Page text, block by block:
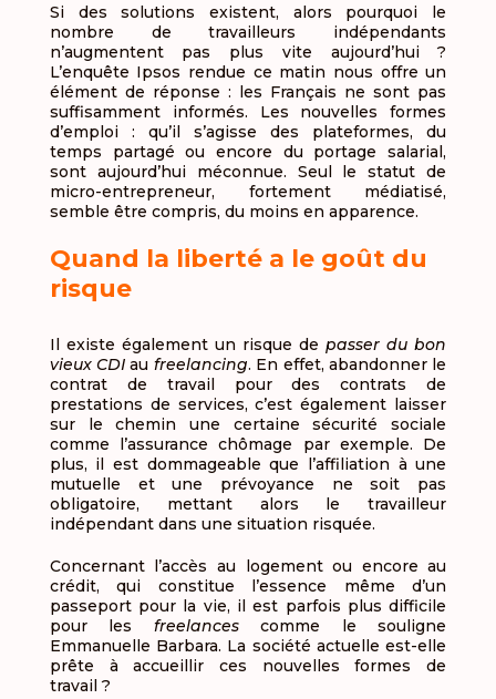
Si des solutions existent, alors pourquoi le
nombre de travailleurs indépendants
n’augmentent pas plus vite aujourd’hui ?
L’enquête Ipsos rendue ce matin nous offre un
élément de réponse : les Français ne sont pas
suffisamment informés. Les nouvelles formes
d’emploi : qu’il s’agisse des plateformes, du
temps partagé ou encore du portage salarial,
sont aujourd’hui méconnue. Seul le statut de
micro-entrepreneur, fortement médiatisé,
semble être compris, du moins en apparence.
Quand la liberté a le goût du
risque
Il existe également un risque depasser du bon
vieux CDI au freelancing. En effet, abandonner le
contrat de travail pour des contrats de
prestations de services, c’est également laisser
sur le chemin une certaine sécurité sociale
comme l’assurance chômage par exemple. De
plus, il est dommageable que l’affiliation à une
mutuelle et une prévoyance ne soit pas
obligatoire, mettant alors le travailleur
indépendant dans une situation risquée.
Concernant l’accès au logement ou encore au
crédit, qui constitue l’essence même d’un
passeport pour la vie, il est parfois plus difficile
pour les freelancescomme le souligne
Emmanuelle Barbara. La société actuelle est-elle
prête à accueillir ces nouvelles formes de
travail ?